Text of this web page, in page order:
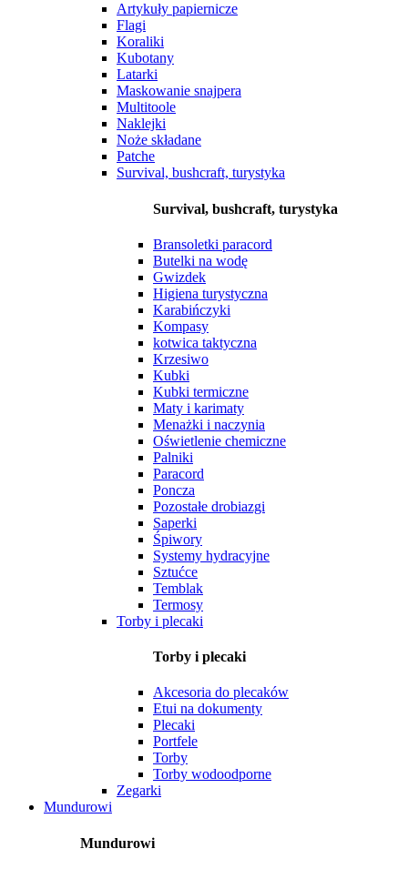
Artykuły papiernicze
Flagi
Koraliki
Kubotany
Latarki
Maskowanie snajpera
Multitoole
Naklejki
Noże składane
Patche
Survival, bushcraft, turystyka
Survival, bushcraft, turystyka
Bransoletki paracord
Butelki na wodę
Gwizdek
Higiena turystyczna
Karabińczyki
Kompasy
kotwica taktyczna
Krzesiwo
Kubki
Kubki termiczne
Maty i karimaty
Menażki i naczynia
Oświetlenie chemiczne
Palniki
Paracord
Poncza
Pozostałe drobiazgi
Saperki
Śpiwory
Systemy hydracyjne
Sztućce
Temblak
Termosy
Torby i plecaki
Torby i plecaki
Akcesoria do plecaków
Etui na dokumenty
Plecaki
Portfele
Torby
Torby wodoodporne
Zegarki
Mundurowi
Mundurowi